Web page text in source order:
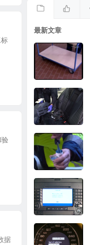
据
最新文章